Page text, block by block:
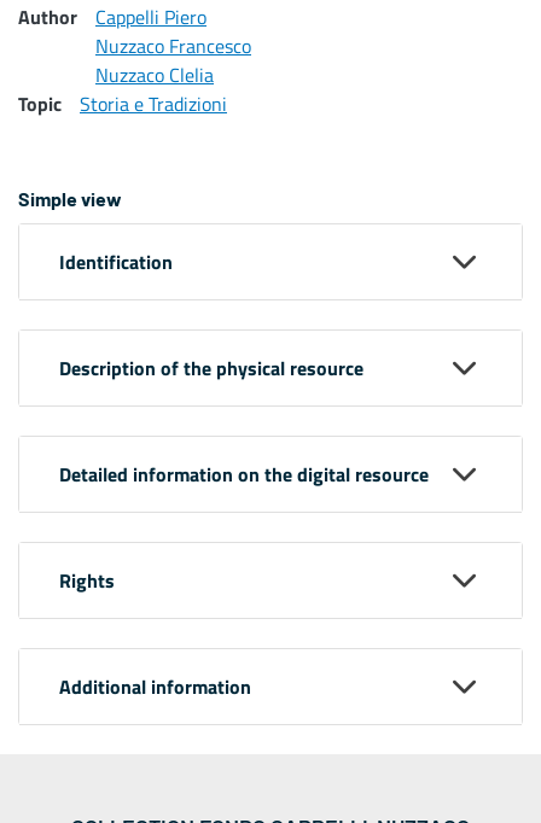
Author
Cappelli Piero
Nuzzaco Francesco
Nuzzaco Clelia
Topic
Storia e Tradizioni
Simple view
Identification
Description of the physical resource
Detailed information on the digital resource
Rights
Additional information